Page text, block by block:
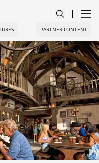
PARTNER CONTENT